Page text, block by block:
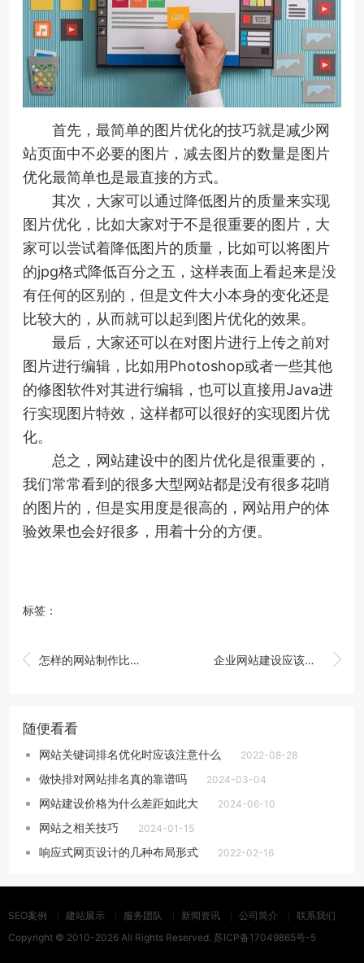
首先，最简单的图片优化的技巧就是减少网
站页面中不必要的图片，减去图片的数量是图片
优化最简单也是最直接的方式。
其次，大家可以通过降低图片的质量来实现
图片优化，比如大家对于不是很重要的图片，大
家可以尝试着降低图片的质量，比如可以将图片
的jpg格式降低百分之五，这样表面上看起来是没
有任何的区别的，但是文件大小本身的变化还是
比较大的，从而就可以起到图片优化的效果。
最后，大家还可以在对图片进行上传之前对
图片进行编辑，比如用Photoshop或者一些其他
的修图软件对其进行编辑，也可以直接用Java进
行实现图片特效，这样都可以很好的实现图片优
化。
总之，网站建设中的图片优化是很重要的，
我们常常看到的很多大型网站都是没有很多花哨
的图片的，但是实用度是很高的，网站用户的体
验效果也会好很多，用着十分的方便。
标签：
 怎样的网站制作比较安全 
企业网站建设应该注意什么
随便看看
网站关键词排名优化时应该注意什么 2022-08-28
做快排对网站排名真的靠谱吗 2024-03-04
网站建设价格为什么差距如此大 2024-06-10
网站之相关技巧 2024-01-15
响应式网页设计的几种布局形式 2022-02-16
SEO案例 建站展示 服务团队 新闻资讯 公司简介
联系我们
Copyright © 2010-2026 All Rights Reserved. 苏ICP备17049865号-5